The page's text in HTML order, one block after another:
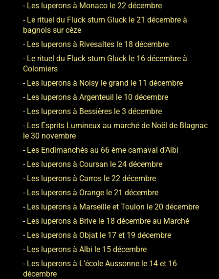
Les luperons à Monaco le 22 décembre
Le rituel du Fluck stum Gluck le 21 décembre à
bagnols sur cèze
Les luperons à Rivesaltes le 18 décembre
Le rituel du Fluck stum Gluck le 16 décembre à
Colomiers
Les luperons à Noisy le grand le 11 décembre
Les luperons à Argenteuil le 10 décembre
Les luperons à Bessières le 3 décembre
Les Esprits Lumineux au marché de Noël de Blagnac
le 30 novembre
Les Endimanchés au 66 ème carnaval d’Albi
Les luperons à Coursan le 24 décembre
Les luperons à Carros le 22 décembre
Les luperons à Orange le 21 décembre
Les luperons à Marseille et Toulon le 20 décembre
Les luperons à Brive le 18 décembre au Marché
Les luperons à Objat le 17 et 19 décembre
Les luperons à Albi le 15 décembre
Les luperons à L’école Aussonne le 14 et 16
décembre